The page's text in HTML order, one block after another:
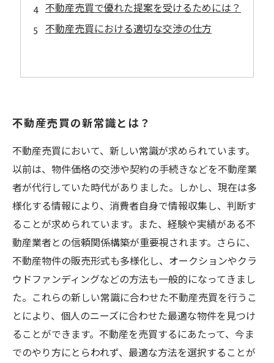
不動産売買で優れた提案を受けるためには？
不動産売買における適切な交渉の仕方
不動産売買の新常識とは？
不動産売買において、新しい常識が求められています。
以前は、物件価格の交渉や契約の手続きなどを不動産業
者が代行していた時代がありました。しかし、現在は多
様化する情報により、消費者自身で情報収集し、判断す
ることが求められています。また、経験や実績がある不
動産業者との信頼関係構築が重要視されます。さらに、
不動産物件の販売形式も多様化し、オークションやクラ
ウドファンディングなどの方法も一般的になってきまし
た。これらの新しい常識に合わせた不動産売買を行うこ
とにより、個人のニーズに合わせた最適な物件を見つけ
ることができます。不動産を売買するにあたって、今ま
でのやり方にとらわれず、最適な方法を選択することが